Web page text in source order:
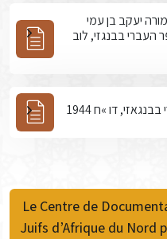
יעקב בן עמי
העברי בבנגזי, לוב
דו »ח 1944
Le Centre de
Juifs d’Afrique du Nord